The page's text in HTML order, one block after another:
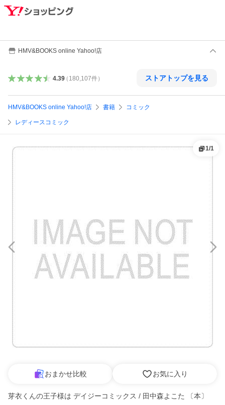
HMV&BOOKS online Yahoo!店
4.39（ 180,107件） ストアトップを見る
HMV&BOOKS online Yahoo!店 書籍 コミック
レディースコミック
1/1
おまかせ比較 お気に入り
芽衣くんの王子様は デイジーコミックス / 田中森よこた 〔本〕